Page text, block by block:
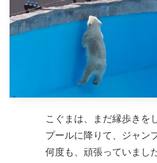
こぐまは、まだ縁歩きを
プールに降りて、ジャン
何度も、頑張っていました